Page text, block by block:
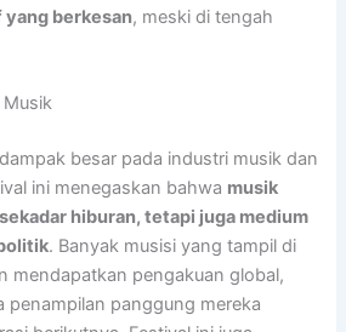
berkesan, meski di tengah
Musik
besar pada industri musik dan
ini menegaskan bahwa musik
hiburan, tetapi juga medium
. Banyak musisi yang tampil di
mendapatkan pengakuan global,
penampilan panggung mereka